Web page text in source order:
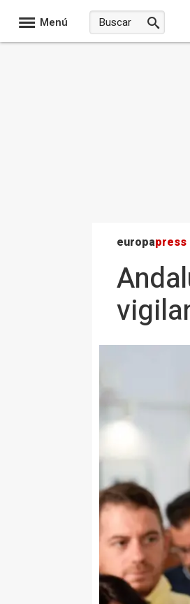
Menú
europapress